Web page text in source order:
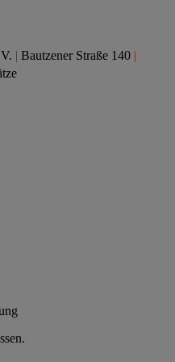
V. | Bautzener Straße 140 |